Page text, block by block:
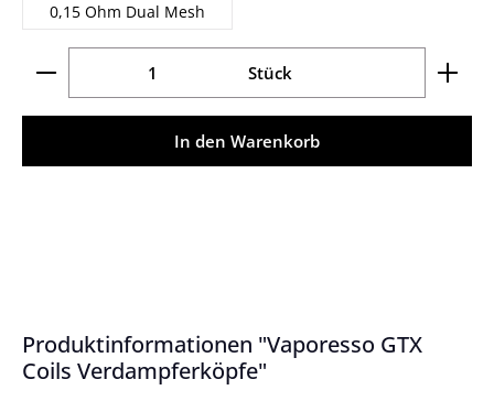
0,15 Ohm Dual Mesh
Produkt Anzahl: Gib den gewünschten Wert ein
Stück
In den Warenkorb
Produktinformationen "Vaporesso GTX
Coils Verdampferköpfe"